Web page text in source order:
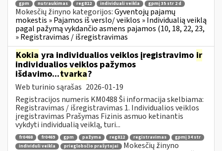
gpm nutraukimas reg812 individuali veikla gpmį 35 str 2 d
Mokesčių žinyno kategorijos:Gyventojų pajamų
mokestis » Pajamos iš verslo/ veiklos » Individualią veiklą
pagal pažymą vykdančio asmens pajamos (10, 18, 22, 23,
» Registravimas / išregistravimas
Kokia yra individualios veiklos įregistravimo ir
individualios veiklos pažymos
išdavimo...tvarka?
Web turinio sąrašas 2026-01-19
Registracijos numeris KM0488 Ši informacija skelbiama:
Registravimas / išregistravimas 1. Individualios veiklos
įregistravimas Prašymas Fizinis asmuo ketinantis
vykdyti individualią veiklą, turi...
fr0468 fr0469 gpm pažyma reg812 registravimas
gpmį 34 str
individuli veikla
prieglobsčio prašytojai
Mokesčių žinyno